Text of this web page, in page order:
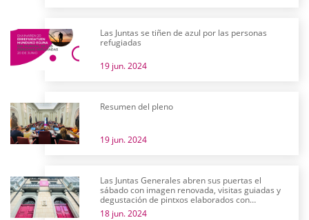
Las Juntas se tiñen de azul por las personas
refugiadas
19 jun. 2024
Resumen del pleno
19 jun. 2024
Las Juntas Generales abren sus puertas el
sábado con imagen renovada, visitas guiadas y
degustación de pintxos elaborados con
productos alaveses
18 jun. 2024